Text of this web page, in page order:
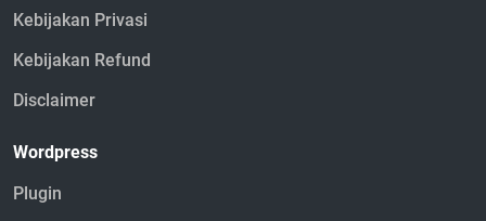
Kebijakan Privasi
Kebijakan Refund
Disclaimer
Wordpress
Plugin